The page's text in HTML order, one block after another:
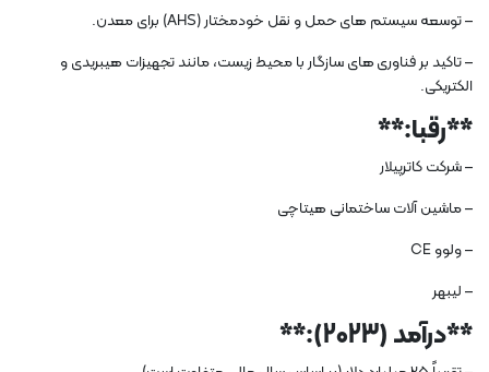
– توسعه سیستم های حمل و نقل خودمختار (AHS) برای معدن.
– تاکید بر فناوری های سازگار با محیط زیست، مانند تجهیزات هیبریدی و
الکتریکی.
**رقبا:**
– شرکت کاترپیلار
– ماشین آلات ساختمانی هیتاچی
– ولوو CE
– لیبهر
**درآمد (2023):**